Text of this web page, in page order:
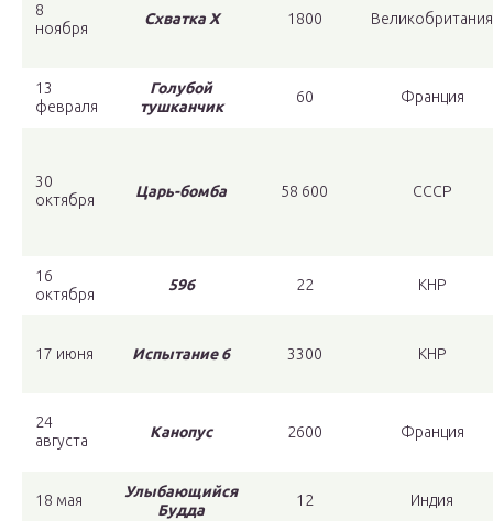
8
ноября
Схватка X 1800 Великобритания
13
февраля
Голубой
тушканчик
60 Франция
30
октября
Царь-бомба 58 600 СССР
16
октября
596 22 КНР
17 июня Испытание 6 3300 КНР
24
августа
Канопус 2600 Франция
18 мая
Улыбающийся
Будда
12 Индия